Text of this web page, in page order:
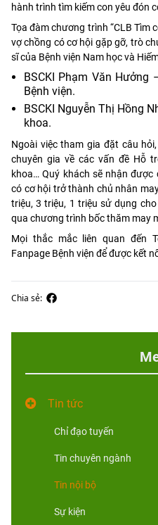
hành trình tìm kiếm con yêu đón
Tọa đàm chương trình “CLB Tìm
vợ chồng có cơ hội gặp gỡ, trò
sĩ của Bệnh viện Nam học và
BSCKI Phạm Văn Hưởng
Bệnh viện.
BSCKI Nguyễn Thị Hồng
khoa.
Ngoài việc tham gia đặt câu
chuyên gia về các vấn đề Hỗ
khoa… Quý khách sẽ nhận
có cơ hội trở thành chủ nhân
triệu, 3 triệu, 1 triệu sử dụng
qua chương trình bốc thăm may
Mọi thắc mắc liên quan đến
Fanpage Bệnh viện để được kết
Chia sẻ:
Tin tức
Chỉ đạo tuyến
Tin chuyên ngành
Tin nội bộ
Sự kiện